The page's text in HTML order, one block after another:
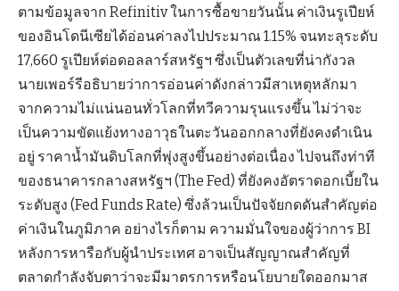
ตามข้อมูลจาก Refinitiv ในการซื้อขายวันนั้น ค่าเงินรูเปียห์
ของอินโดนีเซียได้อ่อนค่าลงไปประมาณ 1.15% จนทะลุระดับ
17,660 รูเปียห์ต่อดอลลาร์สหรัฐฯ ซึ่งเป็นตัวเลขที่น่ากังวล
นายเพอร์รีอธิบายว่าการอ่อนค่าดังกล่าวมีสาเหตุหลักมา
จากความไม่แน่นอนทั่วโลกที่ทวีความรุนแรงขึ้น ไม่ว่าจะ
เป็นความขัดแย้งทางอาวุธในตะวันออกกลางที่ยังคงดำเนิน
อยู่ ราคาน้ำมันดิบโลกที่พุ่งสูงขึ้นอย่างต่อเนื่อง ไปจนถึงท่าที
ของธนาคารกลางสหรัฐฯ (The Fed) ที่ยังคงอัตราดอกเบี้ยใน
ระดับสูง (Fed Funds Rate) ซึ่งล้วนเป็นปัจจัยกดดันสำคัญต่อ
ค่าเงินในภูมิภาค อย่างไรก็ตาม ความมั่นใจของผู้ว่าการ BI
หลังการหารือกับผู้นำประเทศ อาจเป็นสัญญาณสำคัญที่
ตลาดกำลังจับตาว่าจะมีมาตรการหรือนโยบายใดออกมาส